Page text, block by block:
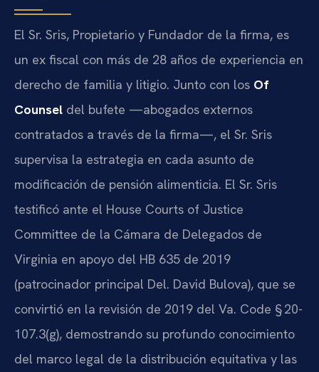
El Sr. Sris, Propietario y Fundador de la firma, es
un ex fiscal con más de 28 años de experiencia en
derecho de familia y litigio. Junto con los Of
Counsel del bufete —abogados externos
contratados a través de la firma—, el Sr. Sris
supervisa la estrategia en cada asunto de
modificación de pensión alimenticia. El Sr. Sris
testificó ante el House Courts of Justice
Committee de la Cámara de Delegados de
Virginia en apoyo del HB 635 de 2019
(patrocinador principal Del. David Bulova), que se
convirtió en la revisión de 2019 del Va. Code § 20-
107.3(g), demostrando su profundo conocimiento
del marco legal de la distribución equitativa y las